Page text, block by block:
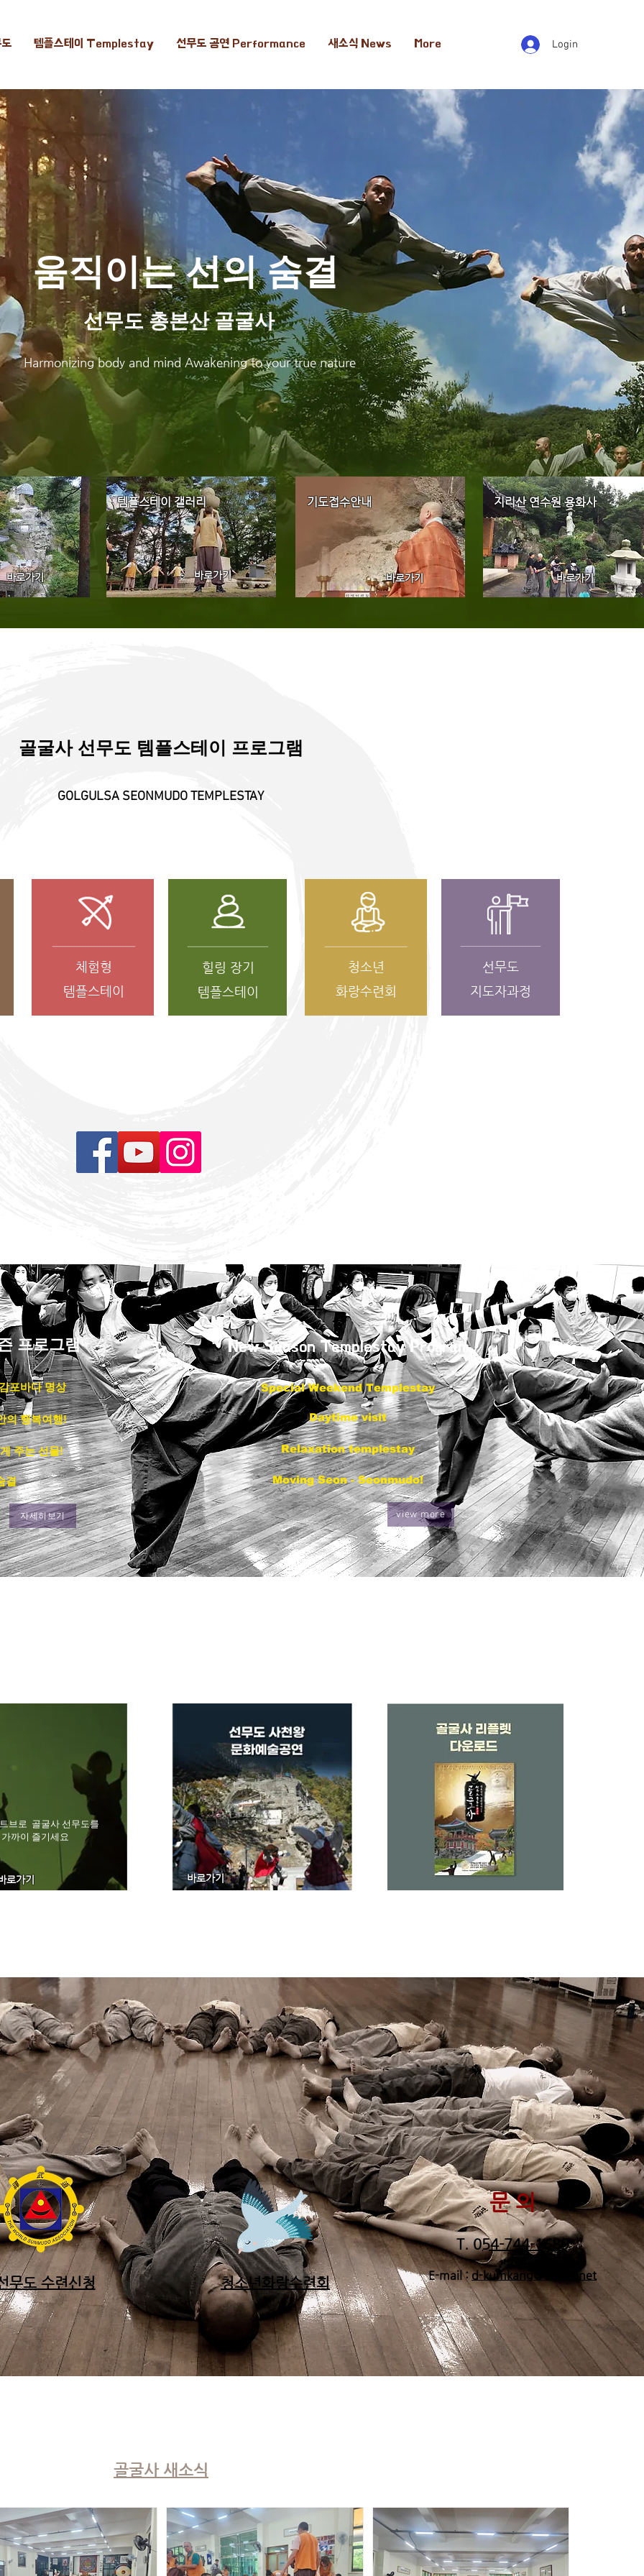
템플스테이 Templestay 선무도 공연 Performance 새소식 News More Login
템플스테이 갤러리 기도접수안내
바로가기 바로가기 바로가기
​움직이는 선의 숨결
선무도 총본산 골굴사
Harmonizing body and mind Awakening to your true nature
지리산 연수원​ 용화사
바로가기
골굴사 선무도 템플스테이 프로그램
체험형
템플스테이
힐링 장기
템플스테이
청소년
화랑수련회
선무도
지도자과정
GOLGULSA SEONMUDO TEMPLESTAY
프로그램
포바다 명상
결
자세히보기
New Season Templestay Program
Special Weekend Templestay
Daytime visit
Relaxation templestay
Moving Seon - Seonmudo!
view more
의 행복여행!
주는 선물!
바로가기
브로 골굴사 선무도를
까이 즐기세요
로가기
무도 수련신청
문 의
T.054-744-1689
청소년화랑수련회 E-mail :d-kumkang@daum.net
​골굴사 새소식